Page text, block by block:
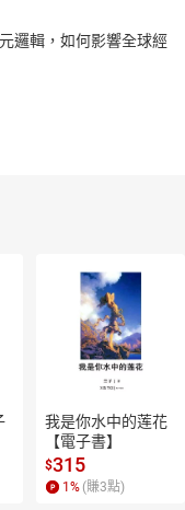
邏輯，如何影響全球經
我是你水中的莲花
【電子書】
$315
1 % (賺3點)